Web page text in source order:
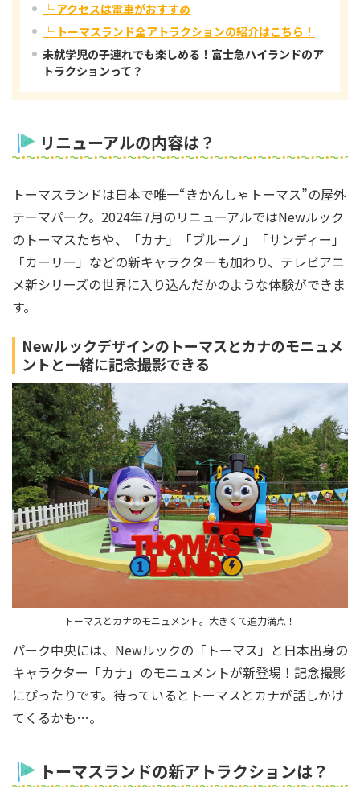
└ アクセスは電車がおすすめ
└ トーマスランド全アトラクションの紹介はこちら！
未就学児の子連れでも楽しめる！富士急ハイランドのア
トラクションって？
リニューアルの内容は？
トーマスランドは日本で唯一“きかんしゃトーマス”の屋外
テーマパーク。2024年7月のリニューアルではNewルック
のトーマスたちや、「カナ」「ブルーノ」「サンディー」
「カーリー」などの新キャラクターも加わり、テレビアニ
メ新シリーズの世界に入り込んだかのような体験ができま
す。
Newルックデザインのトーマスとカナのモニュメ
ントと一緒に記念撮影できる
トーマスとカナのモニュメント。大きくて迫力満点！
パーク中央には、Newルックの「トーマス」と日本出身の
キャラクター「カナ」のモニュメントが新登場！記念撮影
にぴったりです。待っているとトーマスとカナが話しかけ
てくるかも…。
トーマスランドの新アトラクションは？